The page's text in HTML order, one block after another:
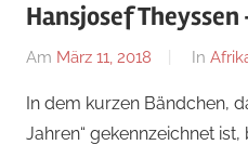
Hansjosef Theyssen
Am März 11, 2018
Von
In
In dem kurzen Bändchen,
Jahren“ gekennzeichnet